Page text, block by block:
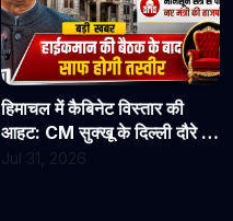
हिमाचल में कैबिनेट विस्तार की
आहट: CM सुक्खू के दिल्ली दौरे से